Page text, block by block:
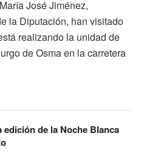
José Jiménez,
la Diputación, han visitado
realizando la unidad de
de Osma en la carretera
de la Noche Blanca